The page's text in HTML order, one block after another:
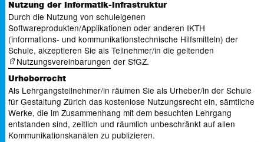
Nutzung der Informatik-Infrastruktur
Durch die Nutzung von schuleigenen
Softwareprodukten/Applikationen oder anderen IKTH
(informations- und kommunikationstechnische Hilfsmitteln) der
Schule, akzeptieren Sie als Teilnehmer/in die geltenden
Nutzungsvereinbarungen der SfGZ.
Urheberrecht
Als Lehrgangsteilnehmer/in räumen Sie als Urheber/in der Schule
für Gestaltung Zürich das kostenlose Nutzungsrecht ein, sämtliche
Werke, die im Zusammenhang mit dem besuchten Lehrgang
entstanden sind, zeitlich und räumlich unbeschränkt auf allen
Kommunikationskanälen zu publizieren.